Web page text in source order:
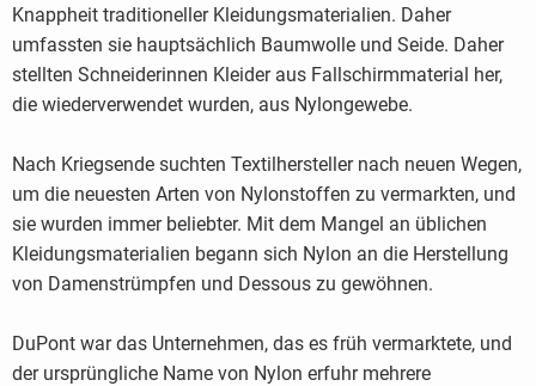
Knappheit traditioneller Kleidungsmaterialien. Daher
umfassten sie hauptsächlich Baumwolle und Seide. Daher
stellten Schneiderinnen Kleider aus Fallschirmmaterial her,
die wiederverwendet wurden, aus Nylongewebe.
Nach Kriegsende suchten Textilhersteller nach neuen Wegen,
um die neuesten Arten von Nylonstoffen zu vermarkten, und
sie wurden immer beliebter. Mit dem Mangel an üblichen
Kleidungsmaterialien begann sich Nylon an die Herstellung
von Damenstrümpfen und Dessous zu gewöhnen.
DuPont war das Unternehmen, das es früh vermarktete, und
der ursprüngliche Name von Nylon erfuhr mehrere